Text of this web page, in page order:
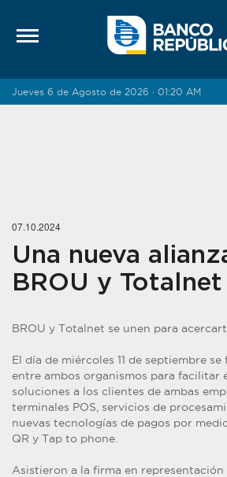
Jueves 6 de Agosto de 2026 · 01:20 AM
07.10.2024
Una nueva
BROU y Totalnet
BROU y Totalnet se unen para
El día de miércoles 11 de septiembre
entre ambos organismos para facilitar
soluciones a los clientes de ambas
terminales POS, servicios de
nuevas tecnologías de pagos por
QR y Tap to phone.
Asistieron a la firma en representación